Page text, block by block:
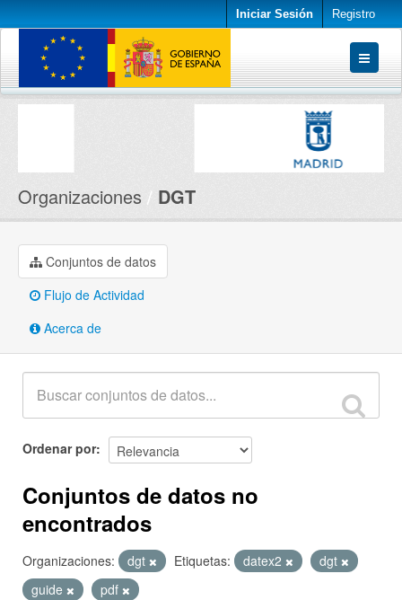
Iniciar Sesión Registro
Conjuntos de datos
Organizaciones DGT
Conjuntos de datos
Flujo de Actividad
Acerca de
Ordenar por
Conjuntos de datos no
encontrados
Organizaciones: dgt Etiquetas: datex2
dgt
guide
pdf